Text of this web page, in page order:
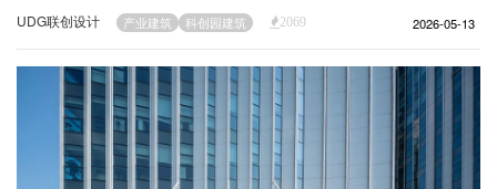
UDG联创设计 产业建筑 科创园建筑 2069 2026-05-13